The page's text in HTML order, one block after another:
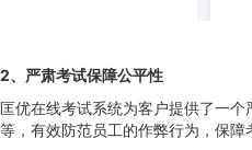
2、严肃考试保障公平性
匡优在线考试系统为客户提供了一
等，有效防范员工的作弊行为，保障